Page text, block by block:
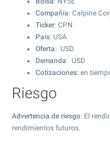
Compañía: Calpine
Ticker: CPN
País: USA
Oferta: USD
Demanda: USD
Cotizaciones: en
Riesgo
Advertencia de riesgo: El
rendimientos futuros.